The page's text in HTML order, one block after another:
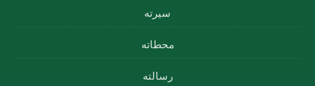
سيرته
محطاته
رسالته